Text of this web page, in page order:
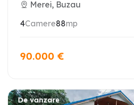
Merei, Buzau
4Camere88mp
90.000 €
De vanzare